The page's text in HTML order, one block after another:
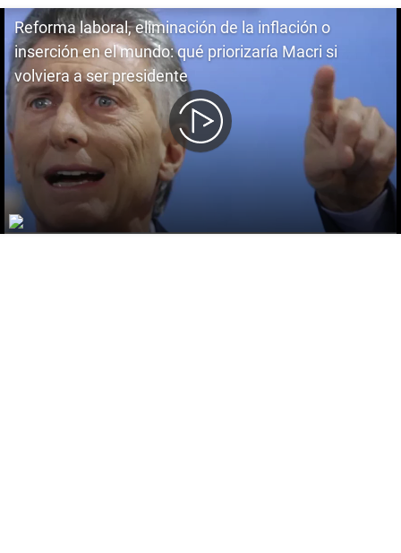
Reforma laboral, eliminación de la inflación o
inserción en el mundo: qué priorizaría Macri si
volviera a ser presidente